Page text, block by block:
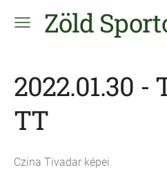
Zöld
2022.01.30 -
TT
Czina Tivadar képei